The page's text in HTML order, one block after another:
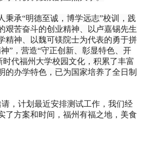
秉承“明德至诚，博学远志”校训，践
艰苦奋斗的创业精神、以卢嘉锡先生
精神、以魏可镁院士为代表的勇于拼
”，营造“守正创新、彰显特色、开
时代福州大学校园文化，积累了丰富
的办学特色，已为国家培养了全日制
，计划最近安排测试工作，我们经
了方案和时间，福州有福之地，美食